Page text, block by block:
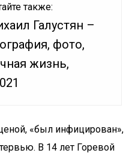
также:
Галустян –
фото,
жизнь,
«был инфицирован»,
В 14 лет Горевой